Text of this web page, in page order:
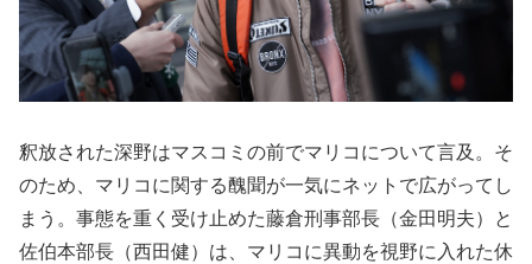
釈放された深野はマスコミの前でマリコについて言及。そ
のため、マリコに関する醜聞が一気にネットで広がってし
まう。事態を重く受け止めた藤倉刑事部長（金田明夫）と
佐伯本部長（西田健）は、マリコに異動を視野に入れた休